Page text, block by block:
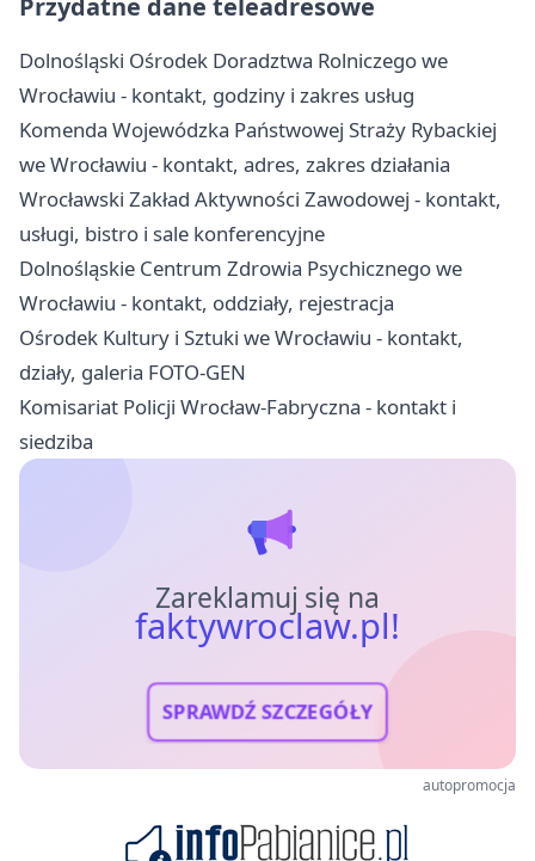
Dolnośląski Ośrodek Doradztwa Rolniczego we
Wrocławiu - kontakt, godziny i zakres usług
Komenda Wojewódzka Państwowej Straży Rybackiej
we Wrocławiu - kontakt, adres, zakres działania
Wrocławski Zakład Aktywności Zawodowej - kontakt,
usługi, bistro i sale konferencyjne
Dolnośląskie Centrum Zdrowia Psychicznego we
Wrocławiu - kontakt, oddziały, rejestracja
Ośrodek Kultury i Sztuki we Wrocławiu - kontakt,
działy, galeria FOTO-GEN
Komisariat Policji Wrocław-Fabryczna - kontakt i
siedziba
Zareklamuj się na
faktywroclaw.pl!
SPRAWDŹ SZCZEGÓŁY
autopromocja